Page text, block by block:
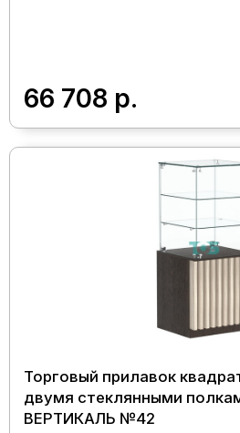
66 708 р.
Торговый прилавок
двумя стеклянными
ВЕРТИКАЛЬ №42